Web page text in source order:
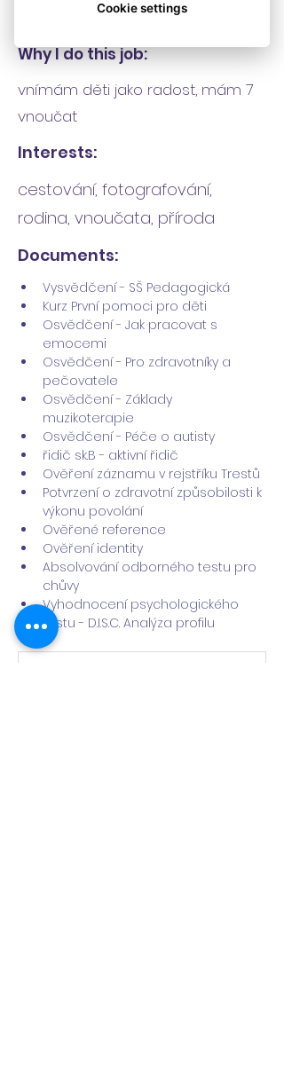
klidná, respektující, přátelská
Why I do this job:
vnímám děti jako radost, mám 7
vnoučat
Interests:
cestování, fotografování,
rodina, vnoučata, příroda
Documents:
Vysvědčení - SŠ Pedagogická
Kurz První pomoci pro děti
Osvědčení - Jak pracovat s
emocemi
Osvědčení - Pro zdravotníky a
pečovatele
Osvědčení - Základy
muzikoterapie
Osvědčení - Péče o autisty
řidič sk.B - aktivní řidič
Ověření záznamu v rejstříku Trestů
Potvrzení o zdravotní způsobilosti k
výkonu povolání
Ověřené reference
Ověření identity
Absolvování odborného testu pro
chůvy
Vyhodnocení psychologického
testu - D.I.S.C. Analýza profilu
Cookie settings